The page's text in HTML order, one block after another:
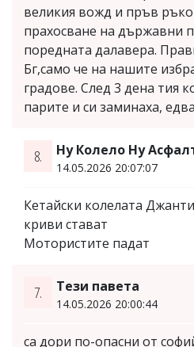
великия вожд и пръв
прахосване на държавни
поредната далавера.
Бг,само че на нашите
градове. След 3 дена тия
парите и си заминаха,
8. Ну Колело Ну
14.05.2026 20:07:07
Кетайски колелата
криви стават
Мотористите падат
7. Тези павета
14.05.2026 20:00:44
са дори по-опасни от